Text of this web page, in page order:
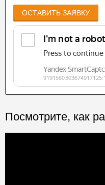
ОСТАВИТЬ ЗАЯВКУ
Посмотрите, как